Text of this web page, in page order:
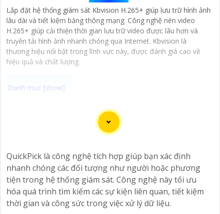
Lắp đặt hệ thống giám sát Kbvision H.265+ giúp lưu trữ hình ảnh
lâu dài và tiết kiệm băng thông mạng. Công nghệ nén video
H.265+ giúp cải thiện thời gian lưu trữ video được lâu hơn và
truyền tải hình ảnh nhanh chóng qua Internet. Kbvision là
thương hiệu nổi bật trong lĩnh vực này, được đánh giá cao về
hiệu quả và chất lượng.
Camera Wifi 360 Ngoài Trời là một option vô cùng tốt
giúp đảm an ninh cho không gian của bạn một cách
hiệu quả, đặc biệt là các khu vực ngoài trời. Camera với
theo dõi mọi hoạt động xảy ra tại khu vực giám sát dễ
dàng với các chi tiết trong khung hình sẽ được thể hiện
rõ ràng.
Camera được thiết kế chắc chắn, chống nước và chống
QuickPick là công nghệ tích hợp giúp bạn xác định
nhanh chóng các đối tượng như người hoặc phương
tiện trong hệ thống giám sát. Công nghệ này tối ưu
hóa quá trình tìm kiếm các sự kiện liên quan, tiết kiệm
thời gian và công sức trong việc xử lý dữ liệu.